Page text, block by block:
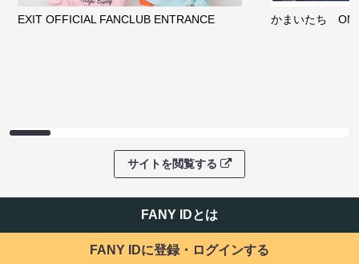
EXIT OFFICIAL FANCLUB ENTRANCE かまいたち
サイトを閲覧する
FANY IDとは
FANY IDに登録・ログインする